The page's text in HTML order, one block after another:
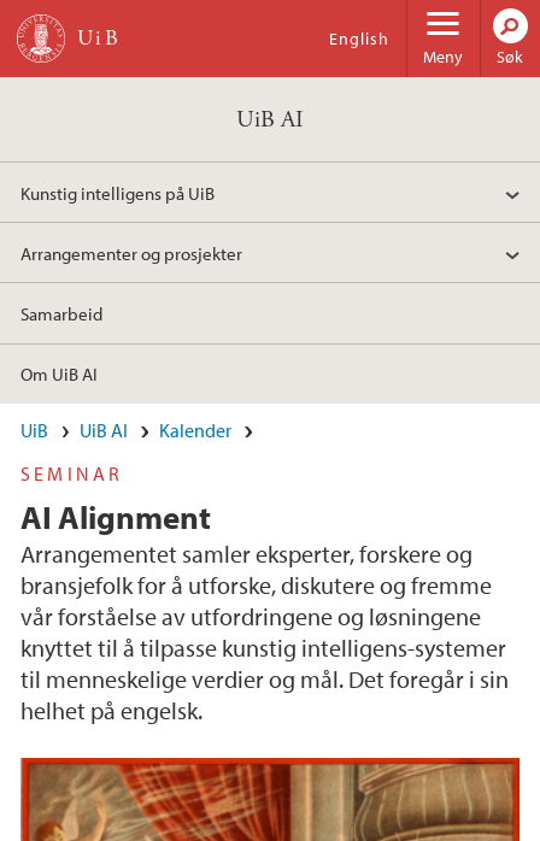
Hopp til hovedinnhold
Meny
English
Søk
UiB AI
Kunstig intelligens på UiB
Arrangementer og prosjekter
Samarbeid
Om UiB AI
UiB UiB AI
Kalender
SEMINAR
AI Alignment
Arrangementet samler eksperter, forskere og
bransjefolk for å utforske, diskutere og fremme
vår forståelse av utfordringene og løsningene
knyttet til å tilpasse kunstig intelligens-systemer
til menneskelige verdier og mål. Det foregår i sin
helhet på engelsk.